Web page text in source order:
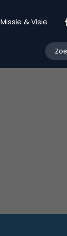
Missie & Visie